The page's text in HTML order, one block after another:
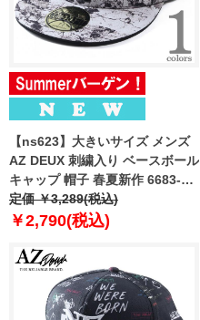
【ns623】大きいサイズ メンズ
AZ DEUX 刺繍入り ベースボール
キャップ 帽子 春夏新作 6683-
700z
定価 ￥3,289(税込)
￥2,790(税込)